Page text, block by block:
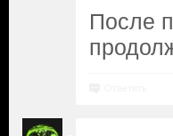
После